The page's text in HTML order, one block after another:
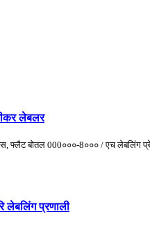
लेबलर
फ्लैट बोतल 000०००-8००० / एच
लेबलिंग प्रणाली